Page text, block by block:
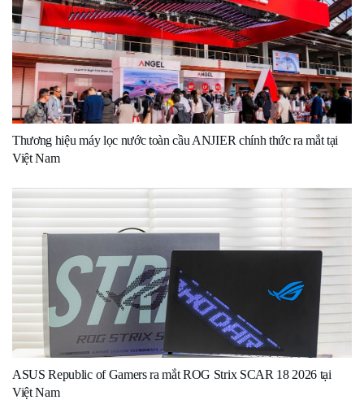
Thương hiệu máy lọc nước toàn cầu ANJIER chính thức ra mắt tại
Việt Nam
ASUS Republic of Gamers ra mắt ROG Strix SCAR 18 2026 tại
Việt Nam